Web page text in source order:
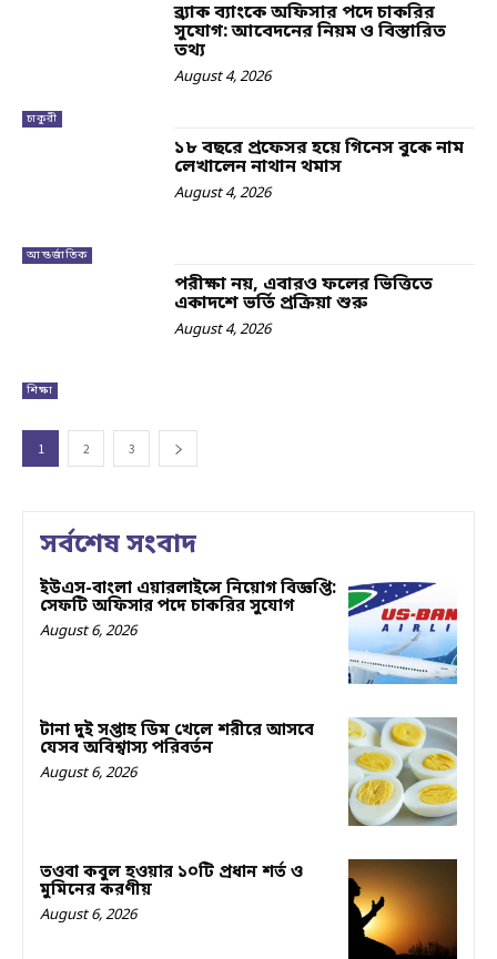
চাকুরী
ব্র্যাক ব্যাংকে অফিসার পদে চাকরির
সুযোগ: আবেদনের নিয়ম ও বিস্তারিত
তথ্য
August 4, 2026
আন্তর্জাতিক
১৮ বছরে প্রফেসর হয়ে গিনেস বুকে নাম
লেখালেন নাথান থমাস
August 4, 2026
শিক্ষা
পরীক্ষা নয়, এবারও ফলের ভিত্তিতে
একাদশে ভর্তি প্রক্রিয়া শুরু
August 4, 2026
1 2 3
সর্বশেষ সংবাদ
ইউএস-বাংলা এয়ারলাইন্সে নিয়োগ বিজ্ঞপ্তি:
সেফটি অফিসার পদে চাকরির সুযোগ
August 6, 2026
টানা দুই সপ্তাহ ডিম খেলে শরীরে আসবে
যেসব অবিশ্বাস্য পরিবর্তন
August 6, 2026
তওবা কবুল হওয়ার ১০টি প্রধান শর্ত ও
মুমিনের করণীয়
August 6, 2026